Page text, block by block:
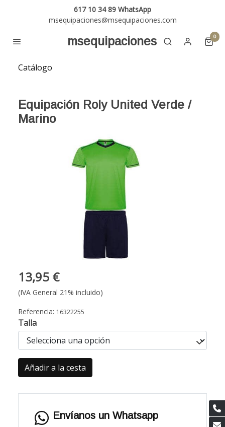
617 10 34 89 WhatsApp
msequipaciones@msequipaciones.com
msequipaciones 0
Catálogo
Equipación Roly United Verde /
Marino
13,95 €
(IVA General 21% incluido)
Referencia: 16322255
Talla
Añadir a la cesta
Envíanos un Whatsapp